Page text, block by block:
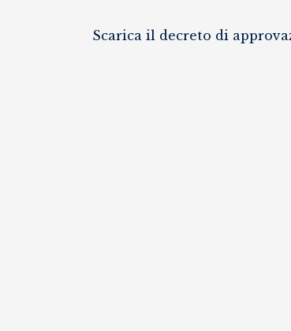
Scarica il decreto di